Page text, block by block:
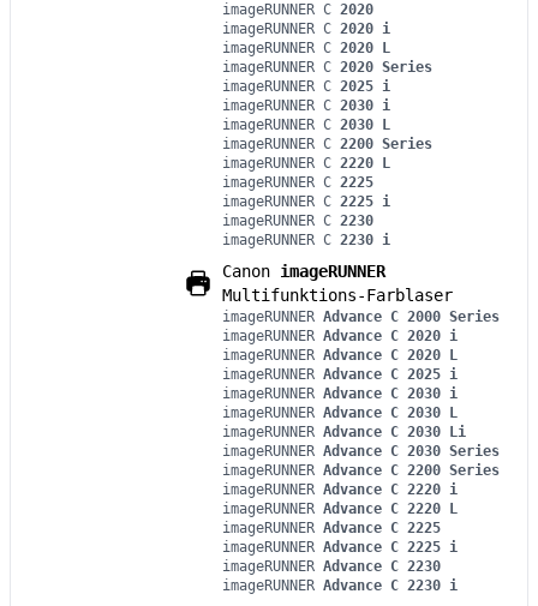
imageRUNNER C 2020
imageRUNNER C 2020 i
imageRUNNER C 2020 L
imageRUNNER C 2020 Series
imageRUNNER C 2025 i
imageRUNNER C 2030 i
imageRUNNER C 2030 L
imageRUNNER C 2200 Series
imageRUNNER C 2220 L
imageRUNNER C 2225
imageRUNNER C 2225 i
imageRUNNER C 2230
imageRUNNER C 2230 i
Canon imageRUNNER
Multifunktions-Farblaser
imageRUNNER Advance C 2000 Series
imageRUNNER Advance C 2020 i
imageRUNNER Advance C 2020 L
imageRUNNER Advance C 2025 i
imageRUNNER Advance C 2030 i
imageRUNNER Advance C 2030 L
imageRUNNER Advance C 2030 Li
imageRUNNER Advance C 2030 Series
imageRUNNER Advance C 2200 Series
imageRUNNER Advance C 2220 i
imageRUNNER Advance C 2220 L
imageRUNNER Advance C 2225
imageRUNNER Advance C 2225 i
imageRUNNER Advance C 2230
imageRUNNER Advance C 2230 i